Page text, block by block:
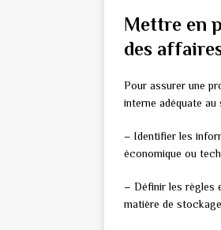
Mettre en
des
Pour assurer une
interne adéquate
– Identifier les
économique ou
– Définir les règles
matière de